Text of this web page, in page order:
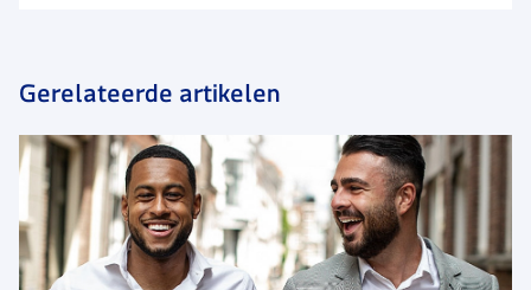
Gerelateerde artikelen